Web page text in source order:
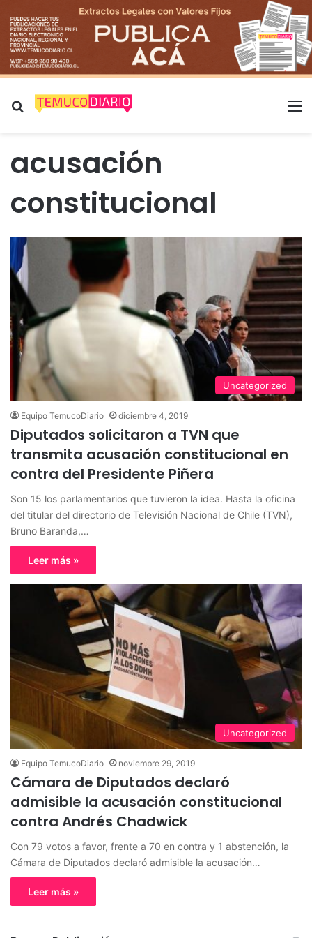
Buscar por
acusación
constitucional
Uncategorized
Equipo TemucoDiario diciembre 4, 2019
Diputados solicitaron a TVN que
transmita acusación constitucional en
contra del Presidente Piñera
Son 15 los parlamentarios que tuvieron la idea. Hasta la oficina
del titular del directorio de Televisión Nacional de Chile (TVN),
Bruno Baranda,…
Leer más »
Uncategorized
Equipo TemucoDiario noviembre 29, 2019
Cámara de Diputados declaró
admisible la acusación constitucional
contra Andrés Chadwick
Con 79 votos a favor, frente a 70 en contra y 1 abstención, la
Cámara de Diputados declaró admisible la acusación…
Leer más »